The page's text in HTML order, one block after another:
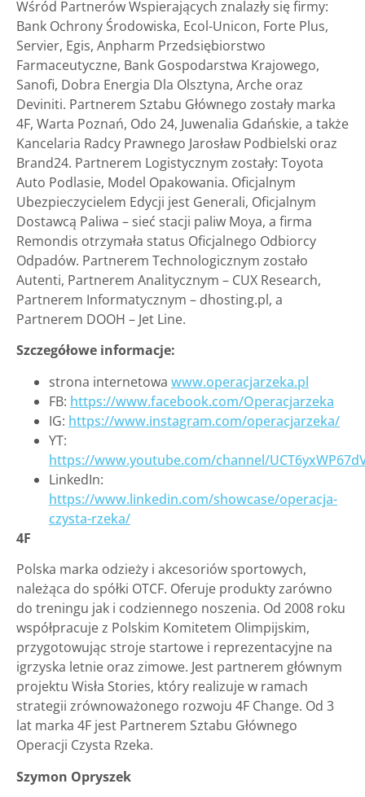
Wśród Partnerów Wspierających znalazły się firmy:
Bank Ochrony Środowiska, Ecol-Unicon, Forte Plus,
Servier, Egis, Anpharm Przedsiębiorstwo
Farmaceutyczne, Bank Gospodarstwa Krajowego,
Sanofi, Dobra Energia Dla Olsztyna, Arche oraz
Deviniti. Partnerem Sztabu Głównego zostały marka
4F, Warta Poznań, Odo 24, Juwenalia Gdańskie, a także
Kancelaria Radcy Prawnego Jarosław Podbielski oraz
Brand24. Partnerem Logistycznym zostały: Toyota
Auto Podlasie, Model Opakowania. Oficjalnym
Ubezpieczycielem Edycji jest Generali, Oficjalnym
Dostawcą Paliwa – sieć stacji paliw Moya, a firma
Remondis otrzymała status Oficjalnego Odbiorcy
Odpadów. Partnerem Technologicznym zostało
Autenti, Partnerem Analitycznym – CUX Research,
Partnerem Informatycznym – dhosting.pl, a
Partnerem DOOH – Jet Line.
Szczegółowe informacje:
strona internetowa www.operacjarzeka.pl
FB: https://www.facebook.com/Operacjarzeka
IG: https://www.instagram.com/operacjarzeka/
YT:
https://www.youtube.com/channel/
LinkedIn:
https://www.linkedin.com/showcase/operacja-
czysta-rzeka/
4F
Polska marka odzieży i akcesoriów sportowych,
należąca do spółki OTCF. Oferuje produkty zarówno
do treningu jak i codziennego noszenia. Od 2008 roku
współpracuje z Polskim Komitetem Olimpijskim,
przygotowując stroje startowe i reprezentacyjne na
igrzyska letnie oraz zimowe. Jest partnerem głównym
projektu Wisła Stories, który realizuje w ramach
strategii zrównoważonego rozwoju 4F Change. Od 3
lat marka 4F jest Partnerem Sztabu Głównego
Operacji Czysta Rzeka.
Szymon Opryszek